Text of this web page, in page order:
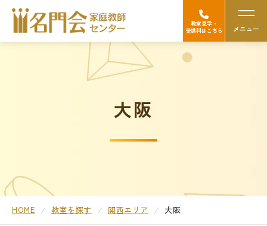
教室見学・
受講料はこちら メニュー
名門会の強み（選ばれる理由）
Googleの口コミを見る
高校受験/中高一貫対策
大学受験
大阪
HOME 教室を探す 関西エリア 大阪